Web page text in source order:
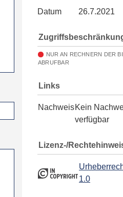
Datum
26.7.2021
NUR AN RECHNERN DER
ABRUFBAR
Links
NachweisKein
verfügbar
Lizenz-/
1.0